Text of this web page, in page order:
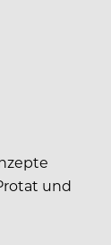
und